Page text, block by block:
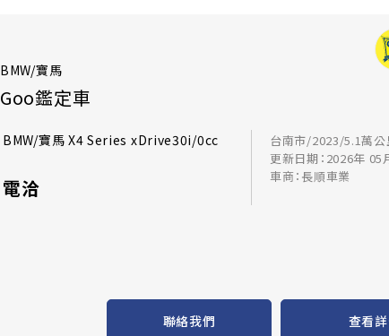
BMW/寶馬
Goo鑑定車
BMW/寶馬 X4 Series xDrive30i/0cc
電洽
台南市/2023/5.1萬公
更新日期：2026年 05
車商：長順車業
聯絡我們 查看